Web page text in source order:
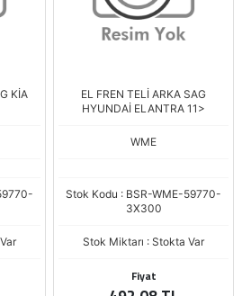
KİA
EL FREN TELİ ARKA SAG
HYUNDAİ ELANTRA 11>
WME
Stok Kodu : BSR-WME-59770-
3X300
Stok Miktarı : Stokta Var
Fiyat